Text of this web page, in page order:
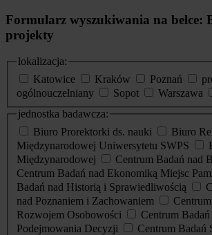
Formularz wyszukiwania na belce:
projekty
lokalizacja:
Katowice
Kraków Poznań
ogólnouczelniany
Sopot Warszawa
jednostka badawcza:
Biuro Prorektorki ds. nauki
Biuro
Międzynarodowej Uniwersytetu SWPS
Międzynarodowej
Centrum Badań nad
Centrum Badań nad Ekonomiką Miejsc
Badań nad Historią i Sprawiedliwością
nad Poznaniem i Zachowaniem
Rozwojem Osobowości
Centrum
Podejmowania Decyzji
Centrum Badań